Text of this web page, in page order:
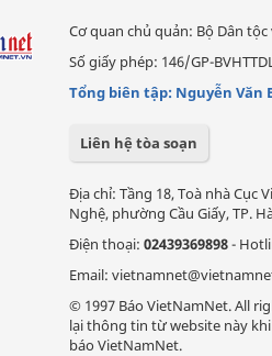
Cơ quan chủ quản: Bộ Dân tộc
Số giấy phép: 146/GP-
Tổng biên tập: Nguyễn Văn
Liên hệ tòa soạn
Địa chỉ: Tầng 18, Toà nhà Cục
Nghệ, phường Cầu Giấy, TP.
Điện thoại: 02439369898-
Email:
© 1997 Báo VietNamNet. All
lại thông tin từ website này
báo VietNamNet.